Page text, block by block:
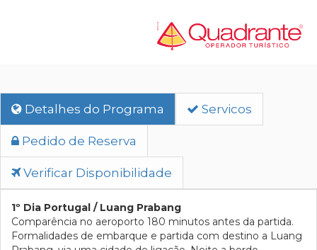
Detalhes do Programa Servicos
Pedido de Reserva
Verificar Disponibilidade
1º Dia Portugal / Luang Prabang
Comparência no aeroporto 180 minutos antes da partida.
Formalidades de embarque e partida com destino a Luang